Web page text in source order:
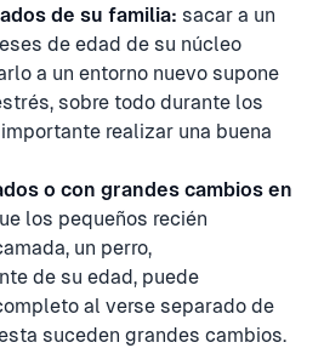
de su familia: sacar a un
de edad de su núcleo
a un entorno nuevo supone
sobre todo durante los
realizar una buena
o con grandes cambios en
los pequeños recién
un perro,
de su edad, puede
al verse separado de
suceden grandes cambios.